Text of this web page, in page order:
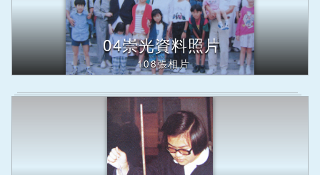
04崇光資料照片
108張相片